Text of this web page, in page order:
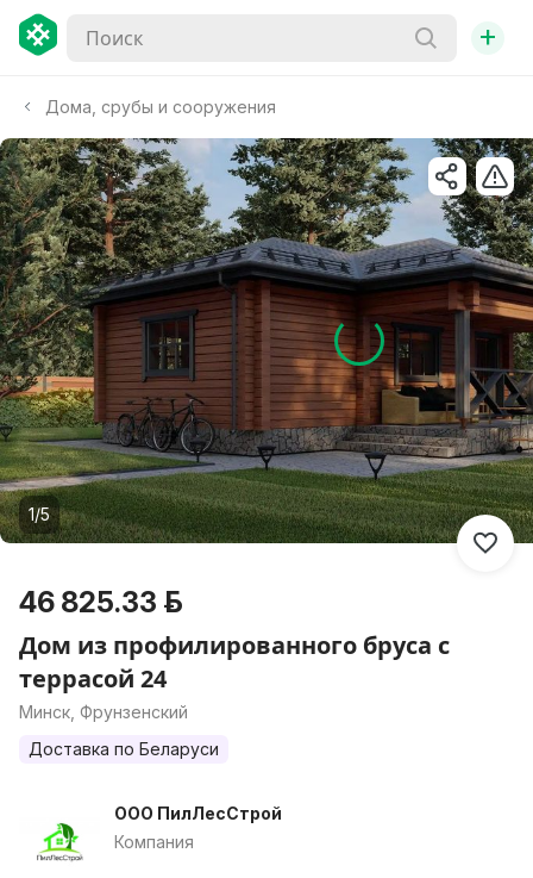
+
Дома, срубы и сооружения
1/5
46 825.33 р.
Дом из профилированного бруса с
террасой 24
Минск, Фрунзенский
Доставка по Беларуси
ООО ПилЛесСтрой
Компания